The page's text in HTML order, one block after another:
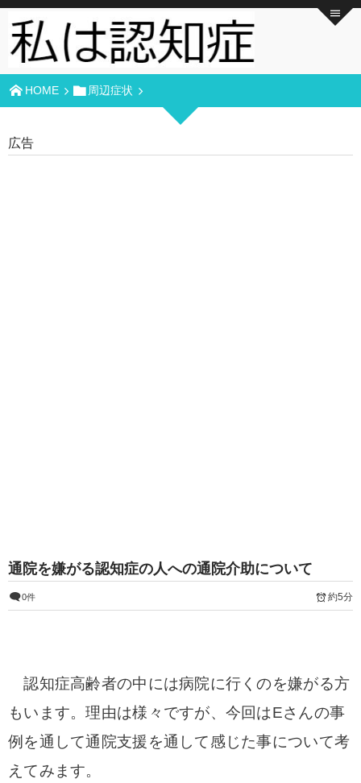
HOME 周辺症状
広告
通院を嫌がる認知症の人への通院介助について
0件 約5分
認知症高齢者の中には病院に行くのを嫌がる方
もいます。理由は様々ですが、今回はEさんの事
例を通して通院支援を通して感じた事について考
えてみます。